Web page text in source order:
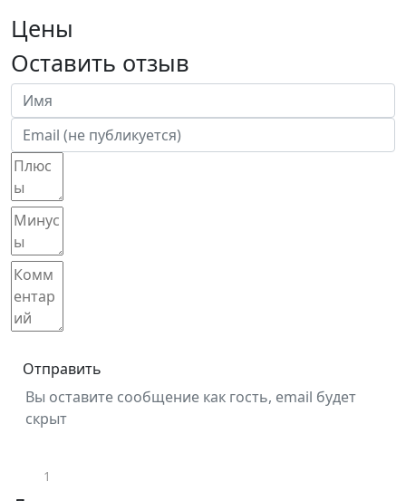
Цены
Оставить отзыв
Отправить
Вы оставите сообщение как гость, email будет
скрыт
1